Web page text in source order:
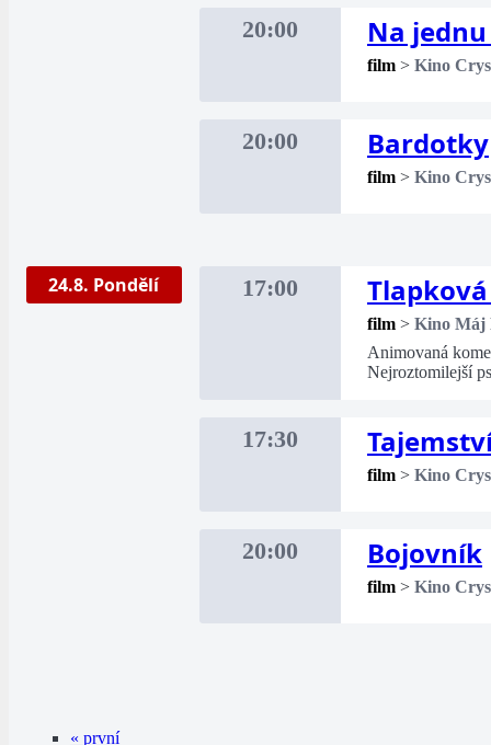
20:00 Na
film > Kino
20:00 Bardotky
film > Kino
24.8. Pondělí 17:00
film > Kino Máj
Animovaná
Nejroztomilejší
17:30
film > Kino
20:00 Bojovník
film > Kino
« první